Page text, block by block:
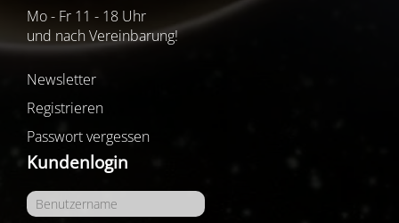
Mo - Fr 11 - 18 Uhr
und nach Vereinbarung!
Newsletter
Registrieren
Passwort vergessen
Kundenlogin